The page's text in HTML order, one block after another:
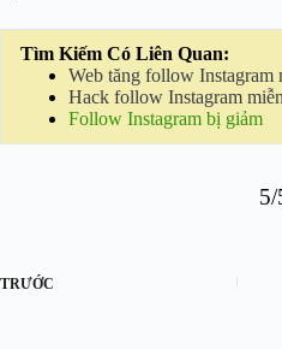
Tìm Kiếm Có Liên Quan:
Web tăng follow Instagram
Hack follow Instagram
Follow Instagram bị giảm
TRƯỚC